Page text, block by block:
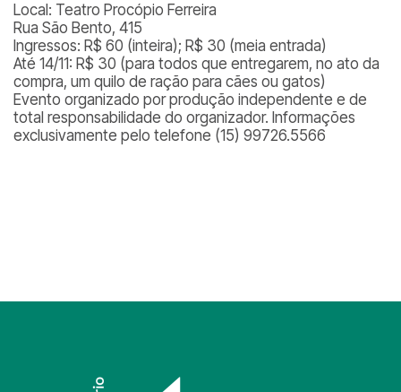
Local: Teatro Procópio Ferreira
Rua São Bento, 415
Ingressos: R$ 60 (inteira); R$ 30 (meia entrada)
Até 14/11: R$ 30 (para todos que entregarem, no ato da
compra, um quilo de ração para cães ou gatos)
Evento organizado por produção independente e de
total responsabilidade do organizador. Informações
exclusivamente pelo telefone (15) 99726.5566